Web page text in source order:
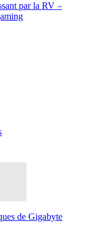
par la RV –
de Gigabyte